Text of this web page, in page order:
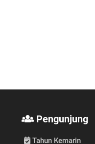
Pengunjung
Tahun Kemarin